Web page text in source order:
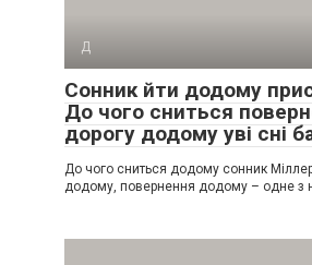
Д
Сонник йти додому
До чого сниться
дорогу додому уві сні
До чого сниться додому сонник
додому, повернення додому – одне з